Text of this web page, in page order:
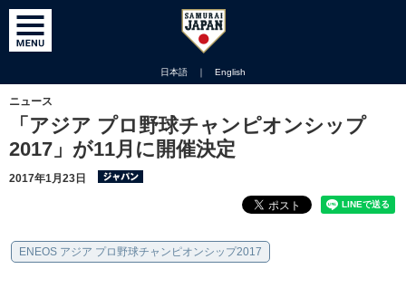
日本語 ｜ English
ニュース
「アジア プロ野球チャンピオンシップ
2017」が11月に開催決定
2017年1月23日
ENEOS アジア プロ野球チャンピオンシップ2017